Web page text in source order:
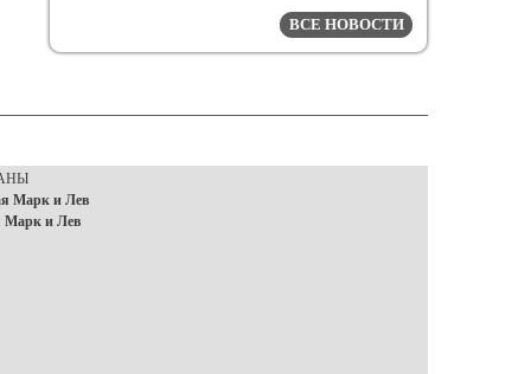
ВСЕ НОВОСТИ
Марк и Лев
Марк и Лев